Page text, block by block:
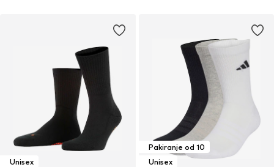
Unisex
Pakiranje od 10
Unisex